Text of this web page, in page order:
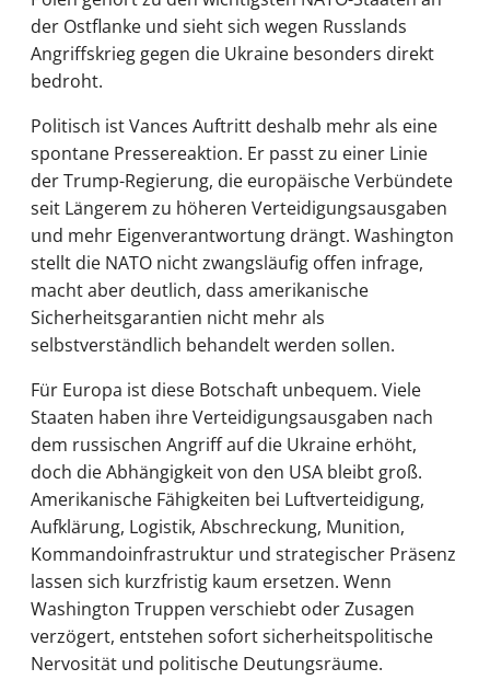
der Ostflanke und sieht sich wegen Russlands
Angriffskrieg gegen die Ukraine besonders direkt
bedroht.
Politisch ist Vances Auftritt deshalb mehr als eine
spontane Pressereaktion. Er passt zu einer Linie
der Trump-Regierung, die europäische Verbündete
seit Längerem zu höheren Verteidigungsausgaben
und mehr Eigenverantwortung drängt. Washington
stellt die NATO nicht zwangsläufig offen infrage,
macht aber deutlich, dass amerikanische
Sicherheitsgarantien nicht mehr als
selbstverständlich behandelt werden sollen.
Für Europa ist diese Botschaft unbequem. Viele
Staaten haben ihre Verteidigungsausgaben nach
dem russischen Angriff auf die Ukraine erhöht,
doch die Abhängigkeit von den USA bleibt groß.
Amerikanische Fähigkeiten bei Luftverteidigung,
Aufklärung, Logistik, Abschreckung, Munition,
Kommandoinfrastruktur und strategischer Präsenz
lassen sich kurzfristig kaum ersetzen. Wenn
Washington Truppen verschiebt oder Zusagen
verzögert, entstehen sofort sicherheitspolitische
Nervosität und politische Deutungsräume.